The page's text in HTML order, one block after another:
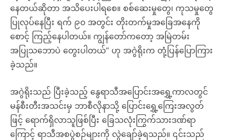
နေတယ်ဆိုတာ အသိပေးပါရစေ။ စစ်ဆေးမှုတွေ၊ ကုသမှုတွေ
ပြုလုပ်နေပြီး ရက် ၉၀ အတွင်း တိုးတက်မှုအခြေအနေကို
စောင့် ကြည့်နေပါတယ်။ ကျွန်တော်ကတော့ အမြဲတမ်း
အပြုသဘောပဲ တွေးပါတယ်” ဟု အဂွဲရိုးက တုံ့ပြန်ပြောကြား
ခဲ့သည်။
အဂွဲရိုးသည် ပြီးခဲ့သည့် နွေရာသီအပြောင်းအရွှေ့ကာလတွင်
မန်စီးတီးအသင်းမှ ဘာစီလိုနာသို့ ပြောင်းရွှေ့ကြေးအလွတ်
ဖြင့် ရောက်ရှိလာသူဖြစ်ပြီး ခြေသလုံးကြွက်သားဒဏ်ရာ
ကြောင့် ရာသီအစပွဲစဉ်များကို လွဲချော်ခဲ့ရသည်။ ၎င်းသည်